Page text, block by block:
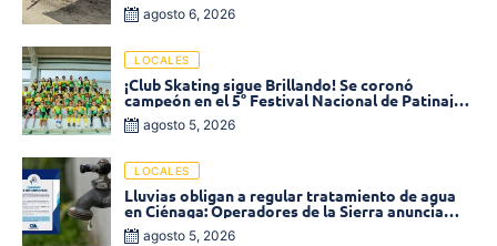
agosto 6, 2026
LOCALES
¡Club Skating sigue Brillando! Se coronó
campeón en el 5° Festival Nacional de Patinaje
«Soledad sobre Ruedas»
agosto 5, 2026
LOCALES
Lluvias obligan a regular tratamiento de agua
en Ciénaga: Operadores de la Sierra anuncia
baja presión en varios sectores
agosto 5, 2026